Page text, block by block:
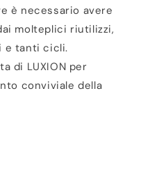
è necessario avere
molteplici riutilizzi,
e tanti cicli.
di LUXION per
conviviale della